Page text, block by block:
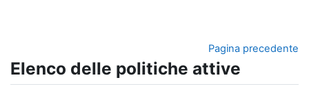
Pagina precedente
Elenco delle politiche attive